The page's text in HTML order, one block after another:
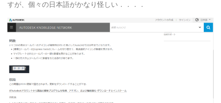
すが、個々の日本語がかなり怪しい．．．．